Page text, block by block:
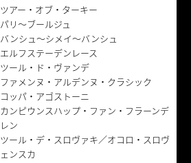
ツアー・オブ・ターキー
パリ〜ブールジュ
バンシュ〜シメイ〜バンシュ
エルフステーデンレース
ツール・ド・ヴァンデ
ファメンヌ・アルデンヌ・クラシック
コッパ・アゴストーニ
カンピウンスハップ・ファン・フラーンデ
レン
ツール・デ・スロヴァキ／オコロ・スロヴ
ェンスカ